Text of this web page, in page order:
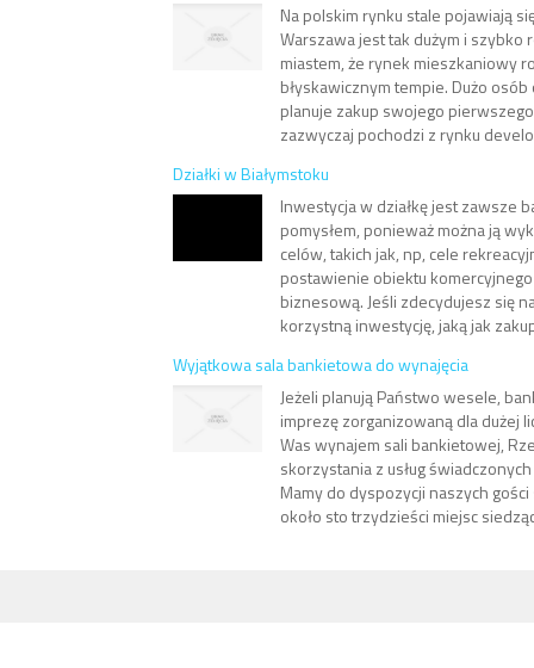
Na polskim rynku stale pojawiają
Warszawa jest tak dużym i szybko
miastem, że rynek mieszkaniowy
błyskawicznym tempie. Dużo
planuje zakup swojego
zazwyczaj pochodzi z rynku
Działki w Białymstoku
Inwestycja w działkę jest zawsze
pomysłem, ponieważ można ją
celów, takich jak, np, cele
postawienie obiektu komercyjnego
biznesową. Jeśli zdecydujesz się
korzystną inwestycję, jaką jak
Wyjątkowa sala bankietowa do wynajęcia
Jeżeli planują Państwo wesele,
imprezę zorganizowaną dla dużej
Was wynajem sali bankietowej,
skorzystania z usług
Mamy do dyspozycji naszych
około sto trzydzieści miejsc